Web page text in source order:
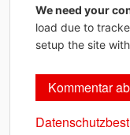
We need your
load due to
setup the site